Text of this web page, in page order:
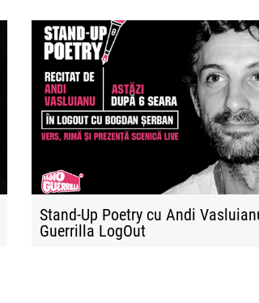
Stand-Up Poetry cu Andi
Guerrilla LogOut